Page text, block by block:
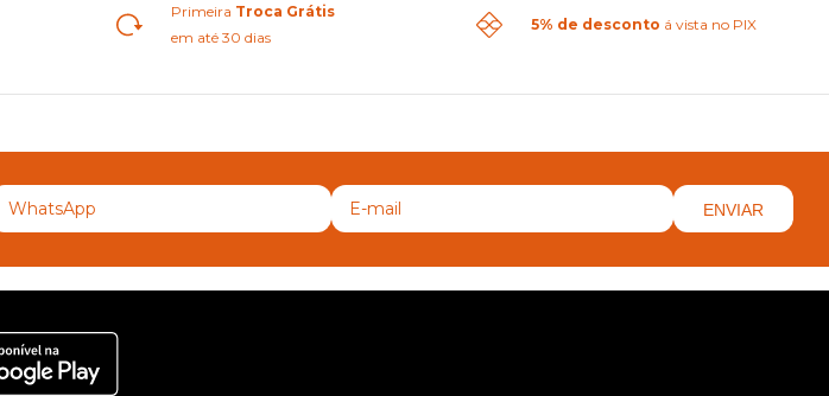
Primeira Troca Grátis
em até 30 dias
5% de desconto á vista no PIX
ENVIAR